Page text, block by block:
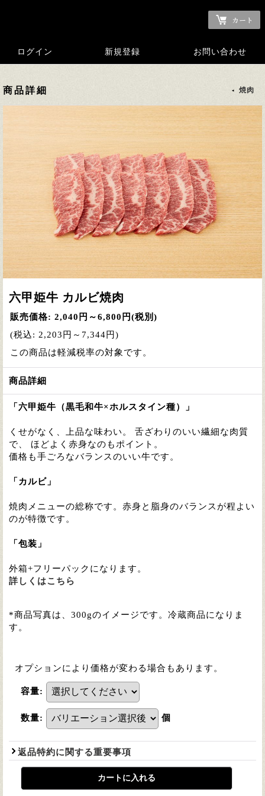
ログイン 新規登録 お問い合わせ
商品詳細 焼肉
六甲姫牛 カルビ焼肉
販売価格: 2,040円～6,800円(税別)
(税込: 2,203円～7,344円)
この商品は軽減税率の対象です。
商品詳細
「六甲姫牛（黒毛和牛×ホルスタイン種）」
くせがなく、上品な味わい。 舌ざわりのいい繊細な肉質
で、 ほどよく赤身なのもポイント。
価格も手ごろなバランスのいい牛です。
「カルビ」
焼肉メニューの総称です。赤身と脂身のバランスが程よい
のが特徴です。
「包装」
外箱+フリーパックになります。
詳しくはこちら
*商品写真は、300gのイメージです。冷蔵商品になりま
す。
オプションにより価格が変わる場合もあります。
容量:
数量: 個
返品特約に関する重要事項